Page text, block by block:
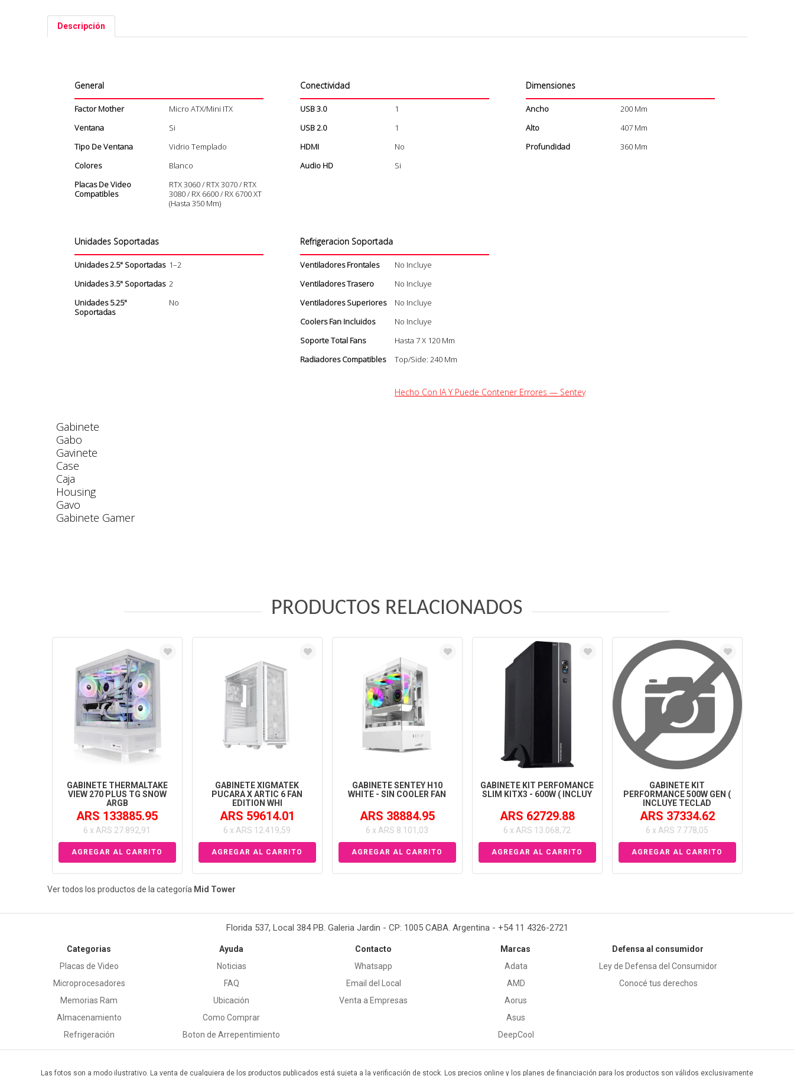
Descripción
General
Factor Mother
Micro ATX/Mini ITX
Ventana
Si
Tipo De Ventana
Vidrio Templado
Colores
Blanco
Placas De Video
Compatibles
RTX 3060 / RTX 3070 / RTX
3080 / RX 6600 / RX 6700 XT
(hasta 350 Mm)
Conectividad
USB 3.0
1
USB 2.0
1
HDMI
No
Audio HD
Si
Dimensiones
Ancho
200 Mm
Alto
407 Mm
Profundidad
360 Mm
Unidades Soportadas
Unidades 2.5" Soportadas 1–2
Unidades 3.5" Soportadas 2
Unidades 5.25"
Soportadas
No
Refrigeracion Soportada
Ventiladores Frontales
No Incluye
Ventiladores Trasero
No Incluye
Ventiladores Superiores
No Incluye
Coolers Fan Incluidos
No Incluye
Soporte Total Fans
Hasta 7 X 120 Mm
Radiadores Compatibles
Top/Side: 240 Mm
Hecho Con IA Y Puede Contener Errores — Sentey
Gabinete
Gabo
Gavinete
Case
Caja
Housing
Gavo
Gabinete Gamer
PRODUCTOS RELACIONADOS
GABINETE THERMALTAKE
VIEW 270 PLUS TG SNOW
ARGB
ARS 133885.95
6 x ARS 27.892,91
GABINETE XIGMATEK
PUCARA X ARTIC 6 FAN
EDITION WHI
ARS 59614.01
6 x ARS 12.419,59
GABINETE SENTEY H10
WHITE - SIN COOLER FAN
ARS 38884.95
6 x ARS 8.101,03
GABINETE KIT PERFOMANCE
SLIM KITX3 - 600W ( INCLUY
ARS 62729.88
6 x ARS 13.068,72
GABINETE KIT
PERFORMANCE 500W GEN (
INCLUYE TECLAD
ARS 37334.62
6 x ARS 7.778,05
Ver todos los productos de la categoría Mid Tower
Florida 537, Local 384 PB. Galeria Jardin - CP: 1005 CABA. Argentina - +54 11 4326-2721
Categorias
Placas de Video
Microprocesadores
Memorias Ram
Almacenamiento
Refrigeración
Ayuda
Noticias
FAQ
Ubicación
Como Comprar
Boton de Arrepentimiento
Contacto
Whatsapp
Email del Local
Venta a Empresas
Marcas
Adata
AMD
Aorus
Asus
DeepCool
Defensa al consumidor
Ley de Defensa del Consumidor
Conocé tus derechos
Las fotos son a modo ilustrativo. La venta de cualquiera de los productos publicados está sujeta a la verificación de stock. Los precios online y los planes de financiación para los productos son válidos exclusivamente